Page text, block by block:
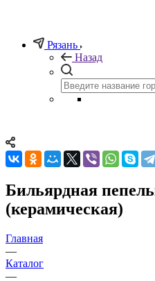
Рязань
Назад
Бильярдная
(керамическая)
Главная
—
Каталог
—